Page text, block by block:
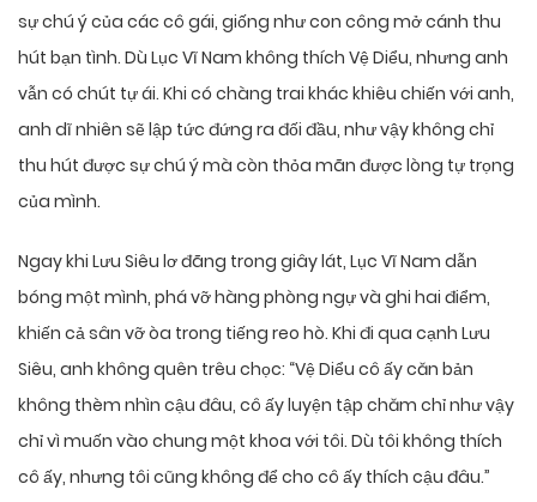
sự chú ý của các cô gái, giống như con công mở cánh thu
hút bạn tình. Dù Lục Vĩ Nam không thích Vệ Diểu, nhưng anh
vẫn có chút tự ái. Khi có chàng trai khác khiêu chiến với anh,
anh dĩ nhiên sẽ lập tức đứng ra đối đầu, như vậy không chỉ
thu hút được sự chú ý mà còn thỏa mãn được lòng tự trọng
của mình.
Ngay khi Lưu Siêu lơ đãng trong giây lát, Lục Vĩ Nam dẫn
bóng một mình, phá vỡ hàng phòng ngự và ghi hai điểm,
khiến cả sân vỡ òa trong tiếng reo hò. Khi đi qua cạnh Lưu
Siêu, anh không quên trêu chọc: “Vệ Diểu cô ấy căn bản
không thèm nhìn cậu đâu, cô ấy luyện tập chăm chỉ như vậy
chỉ vì muốn vào chung một khoa với tôi. Dù tôi không thích
cô ấy, nhưng tôi cũng không để cho cô ấy thích cậu đâu.”